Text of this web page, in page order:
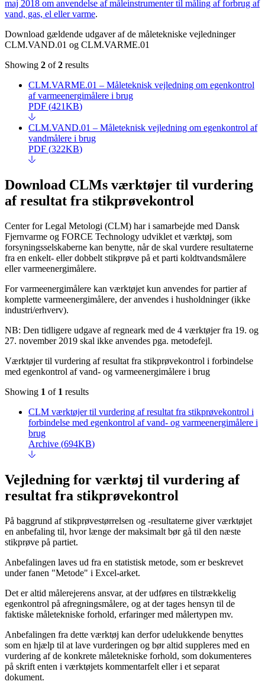
maj 2018 om anvendelse af måleinstrumenter til måling af forbrug af
vand, gas, el eller varme.
Download gældende udgaver af de måletekniske vejledninger
CLM.VAND.01 og CLM.VARME.01
Showing 2 of 2 results
CLM.VARME.01 – Måleteknisk vejledning om egenkontrol
af varmeenergimålere i brug
PDF (421KB)
CLM.VAND.01 – Måleteknisk vejledning om egenkontrol af
vandmålere i brug
PDF (322KB)
Download CLMs værktøjer til vurdering
af resultat fra stikprøvekontrol
Center for Legal Metologi (CLM) har i samarbejde med Dansk
Fjernvarme og FORCE Technology udviklet et værktøj, som
forsyningsselskaberne kan benytte, når de skal vurdere resultaterne
fra en enkelt- eller dobbelt stikprøve på et parti koldtvandsmålere
eller varmeenergimålere.
For varmeenergimålere kan værktøjet kun anvendes for partier af
komplette varmeenergimålere, der anvendes i husholdninger (ikke
industri/erhverv).
NB: Den tidligere udgave af regneark med de 4 værktøjer fra 19. og
27. november 2019 skal ikke anvendes pga. metodefejl.
Værktøjer til vurdering af resultat fra stikprøvekontrol i forbindelse
med egenkontrol af vand- og varmeenergimålere i brug
Showing 1 of 1 results
CLM værktøjer til vurdering af resultat fra stikprøvekontrol i
forbindelse med egenkontrol af vand- og varmeenergimålere i
brug
Archive (694KB)
Vejledning for værktøj til vurdering af
resultat fra stikprøvekontrol
På baggrund af stikprøvestørrelsen og -resultaterne giver værktøjet
en anbefaling til, hvor længe der maksimalt bør gå til den næste
stikprøve på partiet.
Anbefalingen laves ud fra en statistisk metode, som er beskrevet
under fanen "Metode" i Excel-arket.
Det er altid målerejerens ansvar, at der udføres en tilstrækkelig
egenkontrol på afregningsmålere, og at der tages hensyn til de
faktiske måletekniske forhold, erfaringer med målertypen mv.
Anbefalingen fra dette værktøj kan derfor udelukkende benyttes
som en hjælp til at lave vurderingen og bør altid suppleres med en
vurdering af de konkrete måletekniske forhold, som dokumenteres
på skrift enten i værktøjets kommentarfelt eller i et separat
dokument.